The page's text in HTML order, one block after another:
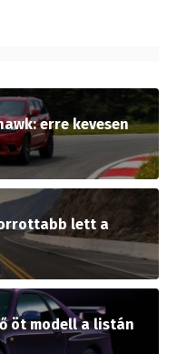
erre kevesen
lett a
öt modell a listán